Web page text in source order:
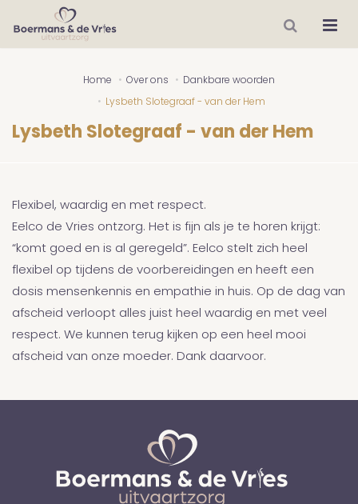
Home Over ons Dankbare woorden
Lysbeth Slotegraaf - van der Hem
Lysbeth Slotegraaf - van der Hem
Flexibel, waardig en met respect.
Eelco de Vries ontzorg. Het is fijn als je te horen krijgt:
“komt goed en is al geregeld”. Eelco stelt zich heel
flexibel op tijdens de voorbereidingen en heeft een
dosis mensenkennis en empathie in huis. Op de dag van
afscheid verloopt alles juist heel waardig en met veel
respect. We kunnen terug kijken op een heel mooi
afscheid van onze moeder. Dank daarvoor.